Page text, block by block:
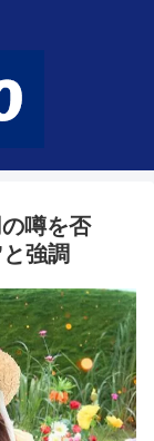
噂を否
強調